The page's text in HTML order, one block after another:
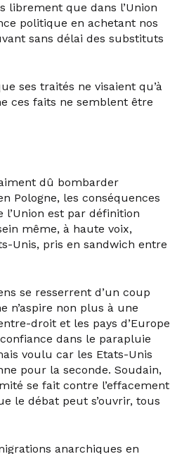
librement que dans l’Union
politique en achetant nos
sans délai des substituts
ses traités ne visaient qu’à
ces faits ne semblent être
dû bombarder
Pologne, les conséquences
l’Union est par définition
même, à haute voix,
Unis, pris en sandwich entre
se resserrent d’un coup
n’aspire non plus à une
droit et les pays d’Europe
dans le parapluie
voulu car les Etats-Unis
pour la seconde. Soudain,
se fait contre l’effacement
le débat peut s’ouvrir, tous
anarchiques en